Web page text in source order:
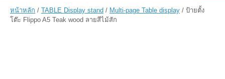
หน้าหลัก / TABLE Display stand / Multi-page Table display / ป้ายตั้ง
โต๊ะ Flippo A5 Teak wood ลายสีไม้สัก